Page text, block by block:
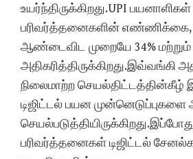
உயர்ந்திருக்கிறது.UPI
பரிவர்த்தனைகளின் எண்ணிக்கை,
ஆண்டைவிட முறையே 34% மற்றும்
அதிகரித்திருக்கிறது.இவ்வங்கி
நிலைமாற்ற செயல்திட்டத்தின்கீழ்
டிஜிட்டல் பயன முன்னெடுப்புகளை
பரிவர்த்தனைகள் டிஜிட்டல்